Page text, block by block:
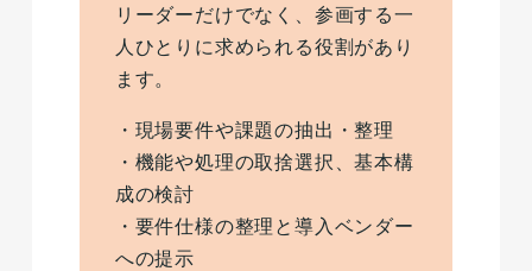
リーダーだけでなく、参画する一
人ひとりに求められる役割があり
ます。
・現場要件や課題の抽出・整理
・機能や処理の取捨選択、基本構
成の検討
・要件仕様の整理と導入ベンダー
への提示